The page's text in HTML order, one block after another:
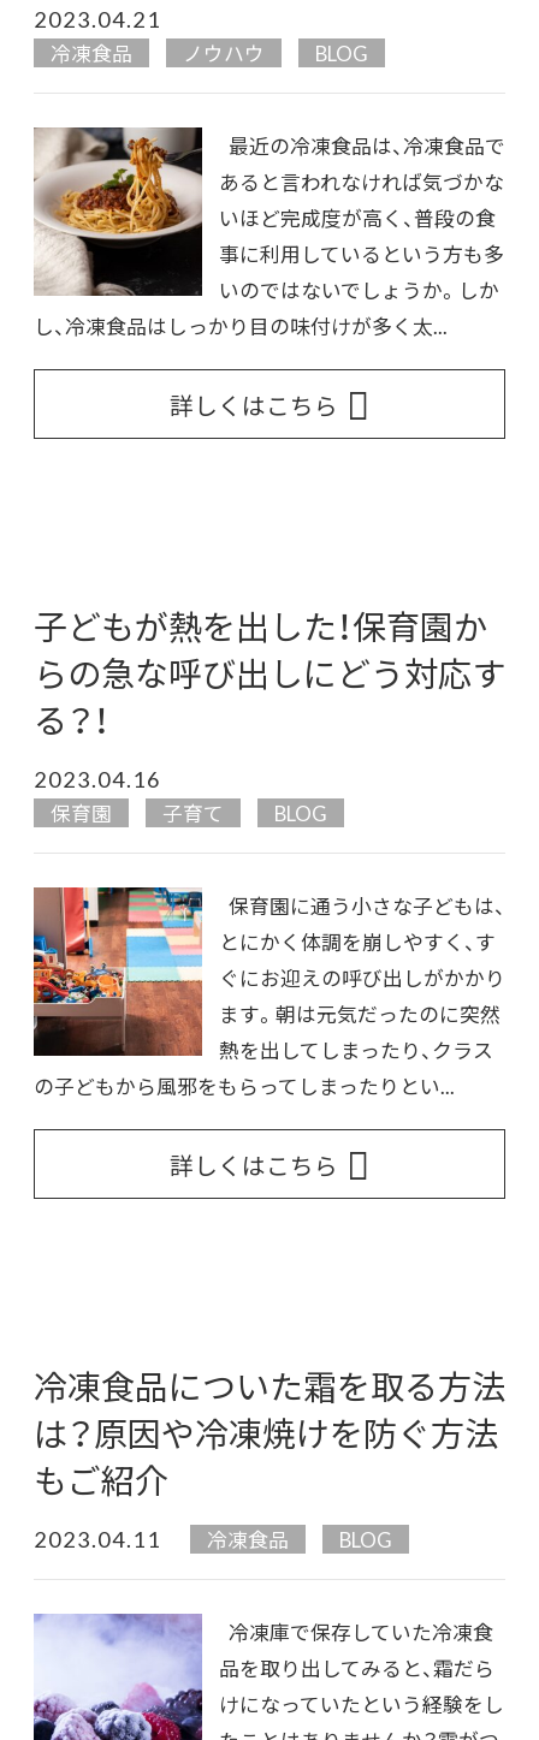
2023.04.21
冷凍食品 ノウハウ BLOG
最近の冷凍食品は、冷凍食品で
あると言われなければ気づかな
いほど完成度が高く、普段の食
事に利用しているという方も多
いのではないでしょうか。しか
し、冷凍食品はしっかり目の味付けが多く太...
詳しくはこちら
子どもが熱を出した！保育園か
らの急な呼び出しにどう対応す
る？！
2023.04.16
保育園 子育て BLOG
保育園に通う小さな子どもは、
とにかく体調を崩しやすく、す
ぐにお迎えの呼び出しがかかり
ます。朝は元気だったのに突然
熱を出してしまったり、クラス
の子どもから風邪をもらってしまったりとい...
詳しくはこちら
冷凍食品についた霜を取る方法
は？原因や冷凍焼けを防ぐ方法
もご紹介
2023.04.11 冷凍食品 BLOG
冷凍庫で保存していた冷凍食
品を取り出してみると、霜だら
けになっていたという経験をし